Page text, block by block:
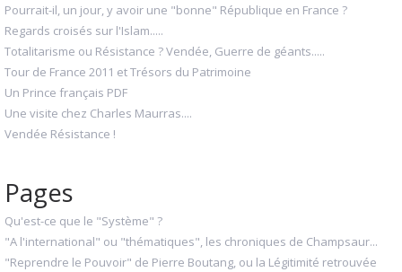
Pourrait-il, un jour, y avoir une "bonne" République en France ?
Regards croisés sur l'Islam.....
Totalitarisme ou Résistance ? Vendée, Guerre de géants.....
Tour de France 2011 et Trésors du Patrimoine
Un Prince français PDF
Une visite chez Charles Maurras....
Vendée Résistance !
Pages
Qu'est-ce que le "Système" ?
"A l'international" ou "thématiques", les chroniques de Champsaur...
"Reprendre le Pouvoir" de Pierre Boutang, ou la Légitimité retrouvée